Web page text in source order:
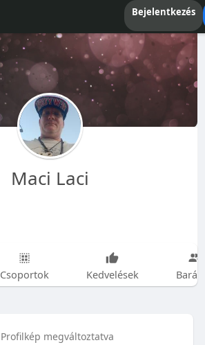
Bejelentkezés
Maci Laci
Csoportok Kedvelések
Profilkép megváltoztatva